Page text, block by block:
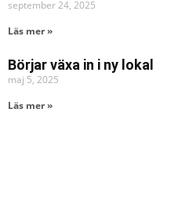
september 24, 2025
Läs mer »
Börjar växa in i ny lokal
maj 5, 2025
Läs mer »